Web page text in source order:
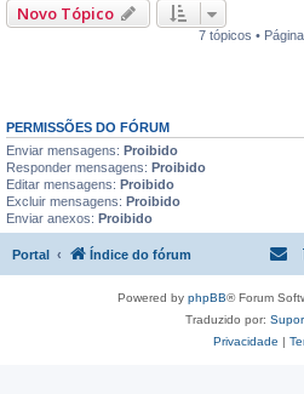
Novo Tópico
7 tópicos • Página
PERMISSÕES DO FÓRUM
Enviar mensagens: Proibido
Responder mensagens: Proibido
Editar mensagens: Proibido
Excluir mensagens: Proibido
Enviar anexos: Proibido
Portal Índice do fórum
Powered by phpBB® Forum
Traduzido por:
Privacidade |